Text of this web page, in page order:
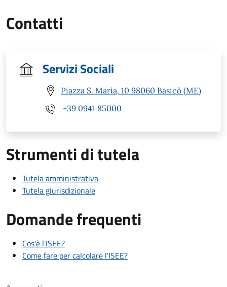
Contatti
Servizi Sociali
Piazza S. Maria, 10 98060 Basicò (ME)
+39 0941 85000
Strumenti di tutela
Tutela amministrativa
Tutela giurisdizionale
Domande frequenti
Cos'è l'ISEE?
Come fare per calcolare l'ISEE?